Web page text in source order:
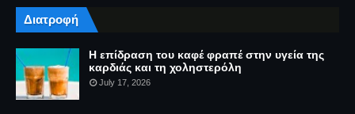
Διατροφή
Η επίδραση του καφέ φραπέ στην υγεία της
καρδιάς και τη χοληστερόλη
July 17, 2026